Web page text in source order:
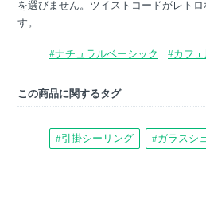
を選びません。ツイストコードがレト
す。
#ナチュラルベーシック #カフ
この商品に関するタグ
#引掛シーリング #ガラスシ